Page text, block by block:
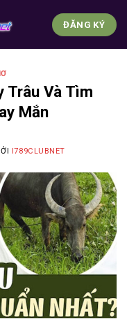
ĐĂNG KÝ
Trâu Và Tìm
Mắn
I789CLUBNET